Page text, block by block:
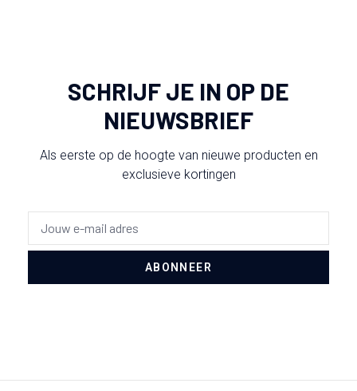
SCHRIJF JE IN OP DE
NIEUWSBRIEF
Als eerste op de hoogte van nieuwe producten en
exclusieve kortingen
ABONNEER